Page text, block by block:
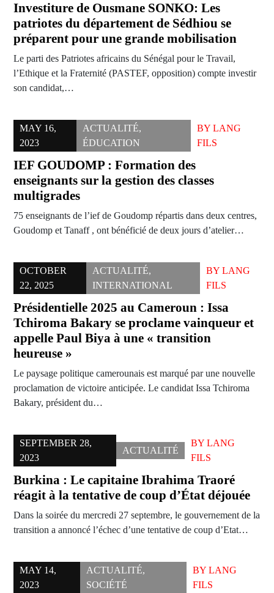
Investiture de Ousmane SONKO: Les
patriotes du département de Sédhiou se
préparent pour une grande mobilisation
Le parti des Patriotes africains du Sénégal pour le Travail,
l’Ethique et la Fraternité (PASTEF, opposition) compte investir
son candidat,…
MAY 16,
2023
ACTUALITÉ,
ÉDUCATION
BYLANG
FILS
IEF GOUDOMP : Formation des
enseignants sur la gestion des classes
multigrades
75 enseignants de l’ief de Goudomp répartis dans deux centres,
Goudomp et Tanaff , ont bénéficié de deux jours d’atelier…
OCTOBER
22, 2025
ACTUALITÉ,
INTERNATIONAL
BYLANG
FILS
Présidentielle 2025 au Cameroun : Issa
Tchiroma Bakary se proclame vainqueur et
appelle Paul Biya à une « transition
heureuse »
Le paysage politique camerounais est marqué par une nouvelle
proclamation de victoire anticipée. Le candidat Issa Tchiroma
Bakary, président du…
SEPTEMBER 28,
2023
ACTUALITÉ
BY LANG
FILS
Burkina : Le capitaine Ibrahima Traoré
réagit à la tentative de coup d’État déjouée
Dans la soirée du mercredi 27 septembre, le gouvernement de la
transition a annoncé l’échec d’une tentative de coup d’Etat…
MAY 14,
2023
ACTUALITÉ,
SOCIÉTÉ
BYLANG
FILS